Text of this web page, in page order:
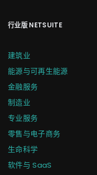
行业版 NETSUITE
建筑业
能源与可再生能源
金融服务
制造业
专业服务
零售与电子商务
生命科学
软件与 SaaS